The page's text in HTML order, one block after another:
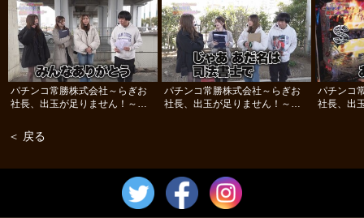
パチンコ常勝株式会社～らぎお
社長、出玉が足りません！～
パチンコ常勝株式会社～らぎお
社長、出玉が足りません！～
パチンコ
社長、出
＜ 戻る